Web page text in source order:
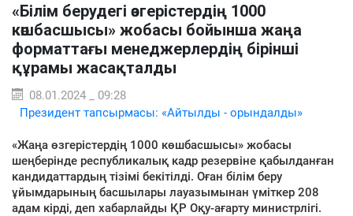
«Білім берудегі өзгерістердің 1000
көшбасшысы» жобасы бойынша жаңа
форматтағы менеджерлердің бірінші
құрамы жасақталды
08.01.2024 _ 09:28
Президент тапсырмасы: «Айтылды - орындалды»
«Жаңа өзгерістердің 1000 көшбасшысы» жобасы
шеңберінде республикалық кадр резервіне қабылданған
кандидаттардың тізімі бекітілді. Оған білім беру
ұйымдарының басшылары лауазымынан үміткер 208
адам кірді, деп хабарлайды ҚР Оқу-ағарту министрлігі.